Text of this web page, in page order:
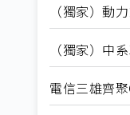
（獨家）動
（獨家）中
電信三雄齊